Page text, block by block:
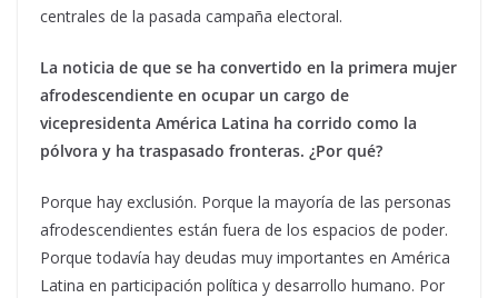
centrales de la pasada campaña electoral.
La noticia de que se ha convertido en la primera mujer
afrodescendiente en ocupar un cargo de
vicepresidenta América Latina ha corrido como la
pólvora y ha traspasado fronteras. ¿Por qué?
Porque hay exclusión. Porque la mayoría de las personas
afrodescendientes están fuera de los espacios de poder.
Porque todavía hay deudas muy importantes en América
Latina en participación política y desarrollo humano. Por